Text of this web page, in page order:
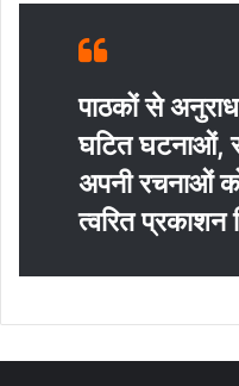
पाठकों से
घटित घटनाओं,
अपनी रचनाओं
त्‍वरित प्रकाशन